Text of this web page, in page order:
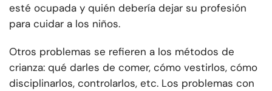
esté ocupada y quién debería dejar su profesión
para cuidar a los niños.
Otros problemas se refieren a los métodos de
crianza: qué darles de comer, cómo vestirlos, cómo
disciplinarlos, controlarlos, etc. Los problemas con